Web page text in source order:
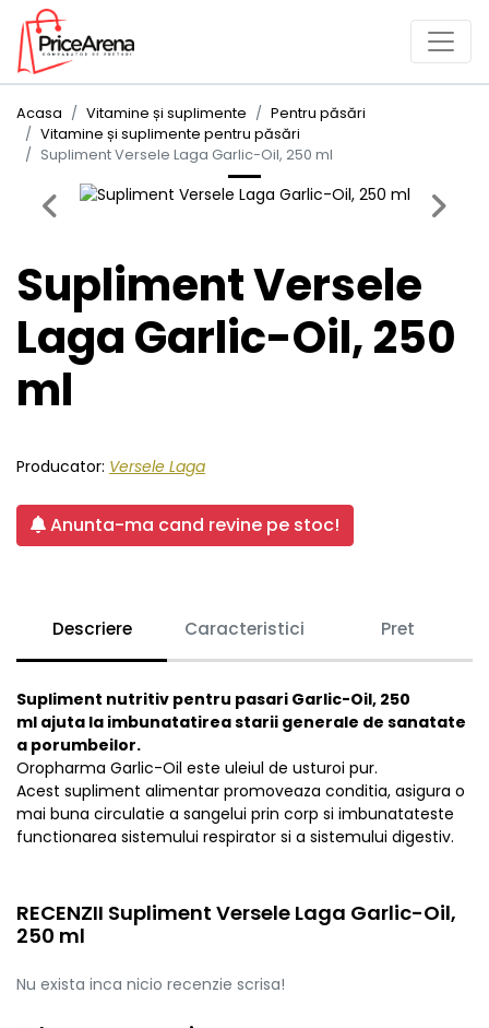
Acasa Vitamine și suplimente
Pentru păsări
Vitamine și suplimente pentru păsări
Supliment Versele Laga Garlic-Oil, 250 ml
Previous Next
Supliment Versele
Laga Garlic-Oil, 250
ml
Producator: Versele Laga
Anunta-ma cand revine pe stoc!
Descriere Caracteristici Pret
Supliment nutritiv pentru pasari Garlic-Oil, 250
ml ajuta la imbunatatirea starii generale de sanatate
a porumbeilor.
Oropharma Garlic-Oil este uleiul de usturoi pur.
Acest supliment alimentar promoveaza conditia, asigura o
mai buna circulatie a sangelui prin corp si imbunatateste
functionarea sistemului respirator si a sistemului digestiv.
RECENZII Supliment Versele Laga Garlic-Oil,
250 ml
Nu exista inca nicio recenzie scrisa!